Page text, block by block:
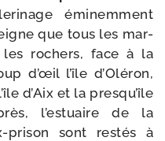
émi­nem­ment
que tous les mar­
rochers, face à la
d’œil l’île d’Oléron,
d’Aix et la pres­qu’île
l’es­tuaire de la
​prison sont res­tés à